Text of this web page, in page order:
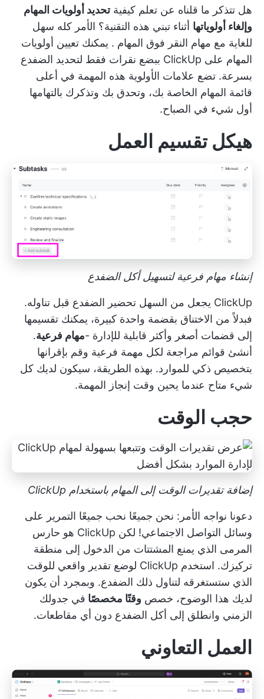
هل تتذكر ما قلناه عن تعلم كيفيةتحديد أولويات المهام
وإلغاء أولوياتها أثناء تبني هذه التقنية؟ الأمر كله سهل
للغاية مع مهام النقر فوق المهام . يمكنك تعيين أولويات
المهام على ClickUp
ببضع نقرات فقط لتحديد الضفدع
بسرعة. تضع علامات الأولوية هذه المهمة في أعلى
قائمة المهام الخاصة بك، وتحدق بك وتذكرك بالتهامها
أول شيء في الصباح.
هيكل تقسيم العمل
إنشاء مهام فرعية لتسهيل أكل الضفدع
ClickUp يجعل من السهل تحضير الضفدع قبل تناوله.
فبدلاً من الاختناق بقضمة واحدة كبيرة، يمكنك تقسيمها
إلى قضمات أصغر وأكثر قابلية للإدارة -مهام فرعية.
أنشئ قوائم مراجعة لكل مهمة فرعية وقم بإقرانها
بتخصيص ذكي للموارد. بهذه الطريقة، سيكون لديك كل
شيء متاح عندما يحين وقت إنجاز المهمة.
حجب الوقت
إضافة تقديرات الوقت إلى المهام باستخدام ClickUp
دعونا نواجه الأمر: نحن جميعًا نحب جميعًا التمرير على
وسائل التواصل الاجتماعي! لكن ClickUp هو حارس
المرمى الذي يمنع المشتتات من الدخول إلى منطقة
تركيزك. استخدم ClickUp لوضع تقدير واقعي للوقت
الذي ستستغرقه لتناول ذلك الضفدع. وبمجرد أن يكون
لديك هذا الوضوح، خصص وقتًا مخصصًا في جدولك
الزمني وانطلق إلى أكل الضفدع دون أي مقاطعات.
العمل التعاوني